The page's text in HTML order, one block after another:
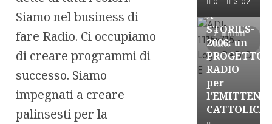
Siamo nel business di
fare Radio. Ci occupiamo
di creare programmi di
successo. Siamo
impegnati a creare
palinsesti per la
7 minuti
letti
A-
STORIES-
2006: un
PROGETTO
RADIO
per
CATTOLICA
A-Stories